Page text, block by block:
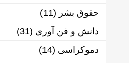
حقوق بشر (11)
دانش و فن آوری (31)
دموکراسی (14)